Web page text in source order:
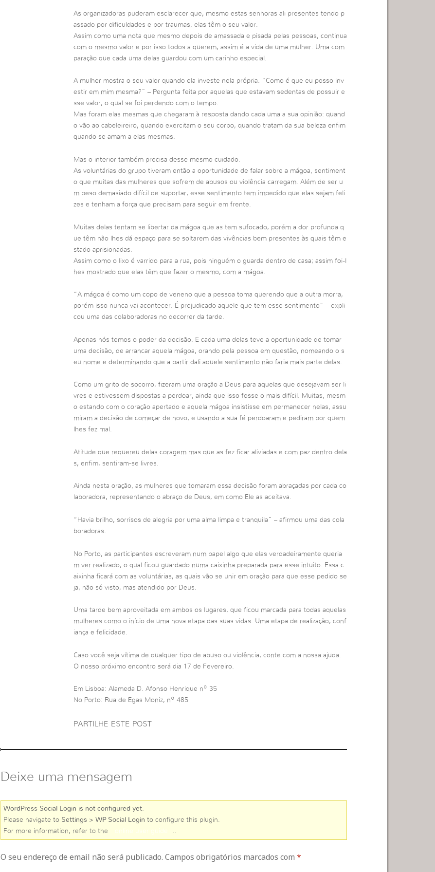
As organizadoras puderam esclarecer que, mesmo estas senhoras ali presentes tendo p
assado por dificuldades e por traumas, elas têm o seu valor.
Assim como uma nota que mesmo depois de amassada e pisada pelas pessoas, continua
com o mesmo valor e por isso todos a querem, assim é a vida de uma mulher. Uma com
paração que cada uma delas guardou com um carinho especial.
A mulher mostra o seu valor quando ela investe nela própria. “Como é que eu posso inv
estir em mim mesma?” – Pergunta feita por aquelas que estavam sedentas de possuir e
sse valor, o qual se foi perdendo com o tempo.
Mas foram elas mesmas que chegaram à resposta dando cada uma a sua opinião: quand
o vão ao cabeleireiro, quando exercitam o seu corpo, quando tratam da sua beleza enfim
quando se amam a elas mesmas.
Mas o interior também precisa desse mesmo cuidado.
As voluntárias do grupo tiveram então a oportunidade de falar sobre a mágoa, sentiment
o que muitas das mulheres que sofrem de abusos ou violência carregam. Além de ser u
m peso demasiado difícil de suportar, esse sentimento tem impedido que elas sejam feli
zes e tenham a força que precisam para seguir em frente.
Muitas delas tentam se libertar da mágoa que as tem sufocado, porém a dor profunda q
ue têm não lhes dá espaço para se soltarem das vivências bem presentes às quais têm e
stado aprisionadas.
Assim como o lixo é varrido para a rua, pois ninguém o guarda dentro de casa; assim foi-l
hes mostrado que elas têm que fazer o mesmo, com a mágoa.
“A mágoa é como um copo de veneno que a pessoa toma querendo que a outra morra,
porém isso nunca vai acontecer. É prejudicado aquele que tem esse sentimento” – expli
cou uma das colaboradoras no decorrer da tarde.
Apenas nós temos o poder da decisão. E cada uma delas teve a oportunidade de tomar
uma decisão, de arrancar aquela mágoa, orando pela pessoa em questão, nomeando o s
eu nome e determinando que a partir dali aquele sentimento não faria mais parte delas.
Como um grito de socorro, fizeram uma oração a Deus para aquelas que desejavam ser li
vres e estivessem dispostas a perdoar, ainda que isso fosse o mais difícil. Muitas, mesm
o estando com o coração apertado e aquela mágoa insistisse em permanecer nelas, assu
miram a decisão de começar de novo, e usando a sua fé perdoaram e pediram por quem
lhes fez mal.
Atitude que requereu delas coragem mas que as fez ficar aliviadas e com paz dentro dela
s, enfim, sentiram-se livres.
Ainda nesta oração, as mulheres que tomaram essa decisão foram abraçadas por cada co
laboradora, representando o abraço de Deus, em como Ele as aceitava.
“Havia brilho, sorrisos de alegria por uma alma limpa e tranquila” – afirmou uma das cola
boradoras.
No Porto, as participantes escreveram num papel algo que elas verdadeiramente queria
m ver realizado, o qual ficou guardado numa caixinha preparada para esse intuito. Essa c
aixinha ficará com as voluntárias, as quais vão se unir em oração para que esse pedido se
ja, não só visto, mas atendido por Deus.
Uma tarde bem aproveitada em ambos os lugares, que ficou marcada para todas aquelas
mulheres como o início de uma nova etapa das suas vidas. Uma etapa de realização, conf
iança e felicidade.
Caso você seja vítima de qualquer tipo de abuso ou violência, conte com a nossa ajuda.
O nosso próximo encontro será dia 17 de Fevereiro.
Em Lisboa: Alameda D. Afonso Henrique nº 35
No Porto: Rua de Egas Moniz, nº 485
PARTILHE ESTE POST
Deixe uma mensagem
WordPress Social Login is not configured yet.
Please navigate to Settings > WP Social Login to configure this plugin.
For more information, refer to the
online user guide
O seu endereço de email não será publicado. Campos obrigatórios marcados com *